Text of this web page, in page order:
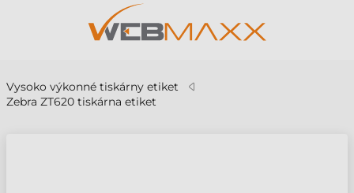
Vysoko výkonné tiskárny etiket
Zebra ZT620 tiskárna etiket